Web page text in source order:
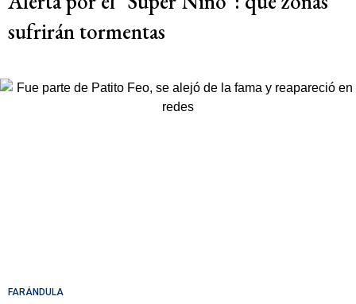
sufrirán tormentas
FARÁNDULA